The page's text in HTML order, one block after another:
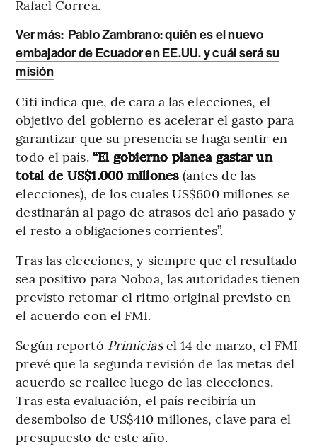
Rafael Correa.
Ver más: Pablo Zambrano: quién es el nuevo
embajador de Ecuador en EE.UU. y cuál será su
misión
Citi indica que, de cara a las elecciones, el
objetivo del gobierno es acelerar el gasto para
garantizar que su presencia se haga sentir en
todo el país. “El gobierno planea gastar un
total de US$1.000 millones(antes de las
elecciones), de los cuales US$600 millones se
destinarán al pago de atrasos del año pasado y
el resto a obligaciones corrientes”.
Tras las elecciones, y siempre que el resultado
sea positivo para Noboa, las autoridades tienen
previsto retomar el ritmo original previsto en
el acuerdo con el FMI.
Según reportó Primiciasel 14 de marzo, el FMI
prevé que la segunda revisión de las metas del
acuerdo se realice luego de las elecciones.
Tras esta evaluación, el país recibiría un
desembolso de US$410 millones, clave para el
presupuesto de este año.